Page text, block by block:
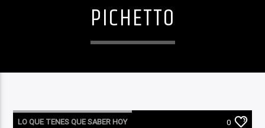
PICHETTO
LO QUE TENES QUE SABER HOY 0